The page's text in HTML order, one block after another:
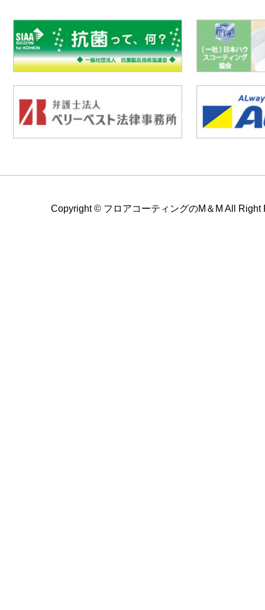
Copyright © フロアコーティングのM＆M All Right